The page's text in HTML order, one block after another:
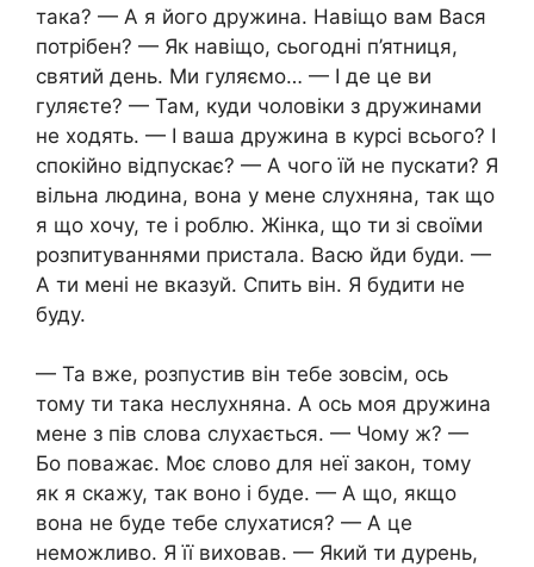
така? — А я його дружина. Навіщо вам Вася
потрібен? — Як навіщо, сьогодні п’ятниця,
святий день. Ми гуляємо… — І де це ви
гуляєте? — Там, куди чоловіки з дружинами
не ходять. — І ваша дружина в курсі всього? І
спокійно відпускає? — А чого їй не пускати? Я
вільна людина, вона у мене слухняна, так що
я що хочу, те і роблю. Жінка, що ти зі своїми
розпитуваннями пристала. Васю йди буди. —
А ти мені не вказуй. Спить він. Я будити не
буду.
— Та вже, розпустив він тебе зовсім, ось
тому ти така неслухняна. А ось моя дружина
мене з пів слова слухається. — Чому ж? —
Бо поважає. Моє слово для неї закон, тому
як я скажу, так воно і буде. — А що, якщо
вона не буде тебе слухатися? — А це
неможливо. Я її виховав. — Який ти дypень,